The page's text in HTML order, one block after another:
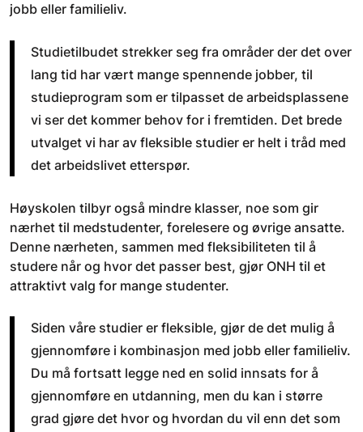
jobb eller familieliv.
Studietilbudet strekker seg fra områder der det over
lang tid har vært mange spennende jobber, til
studieprogram som er tilpasset de arbeidsplassene
vi ser det kommer behov for i fremtiden. Det brede
utvalget vi har av fleksible studier er helt i tråd med
det arbeidslivet etterspør.
Høyskolen tilbyr også mindre klasser, noe som gir
nærhet til medstudenter, forelesere og øvrige ansatte.
Denne nærheten, sammen med fleksibiliteten til å
studere når og hvor det passer best, gjør ONH til et
attraktivt valg for mange studenter.
Siden våre studier er fleksible, gjør de det mulig å
gjennomføre i kombinasjon med jobb eller familieliv.
Du må fortsatt legge ned en solid innsats for å
gjennomføre en utdanning, men du kan i større
grad gjøre det hvor og hvordan du vil enn det som